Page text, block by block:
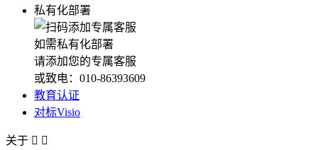
私有化部署
如需私有化部署
请添加您的专属客服
或致电：010-86393609
教育认证
对标Visio
关于  